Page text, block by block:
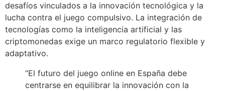
desafíos vinculados a la innovación tecnológica y la
lucha contra el juego compulsivo. La integración de
tecnologías como la inteligencia artificial y las
criptomonedas exige un marco regulatorio flexible y
adaptativo.
“El futuro del juego online en España debe
centrarse en equilibrar la innovación con la